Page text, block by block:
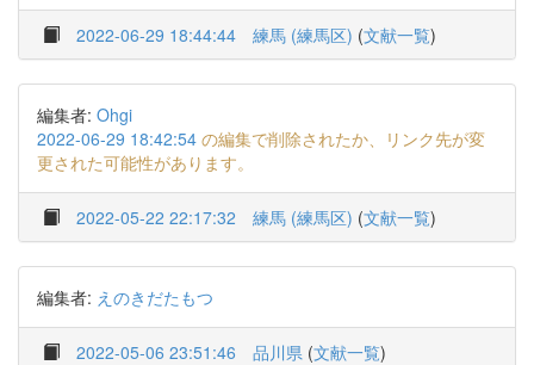
2022-06-29 18:44:44 練馬 (練馬区) (文献一覧)
編集者: Ohgi
2022-06-29 18:42:54 の編集で削除されたか、リンク先が変
更された可能性があります。
2022-05-22 22:17:32 練馬 (練馬区) (文献一覧)
編集者: えのきだたもつ
2022-05-06 23:51:46 品川県 (文献一覧)